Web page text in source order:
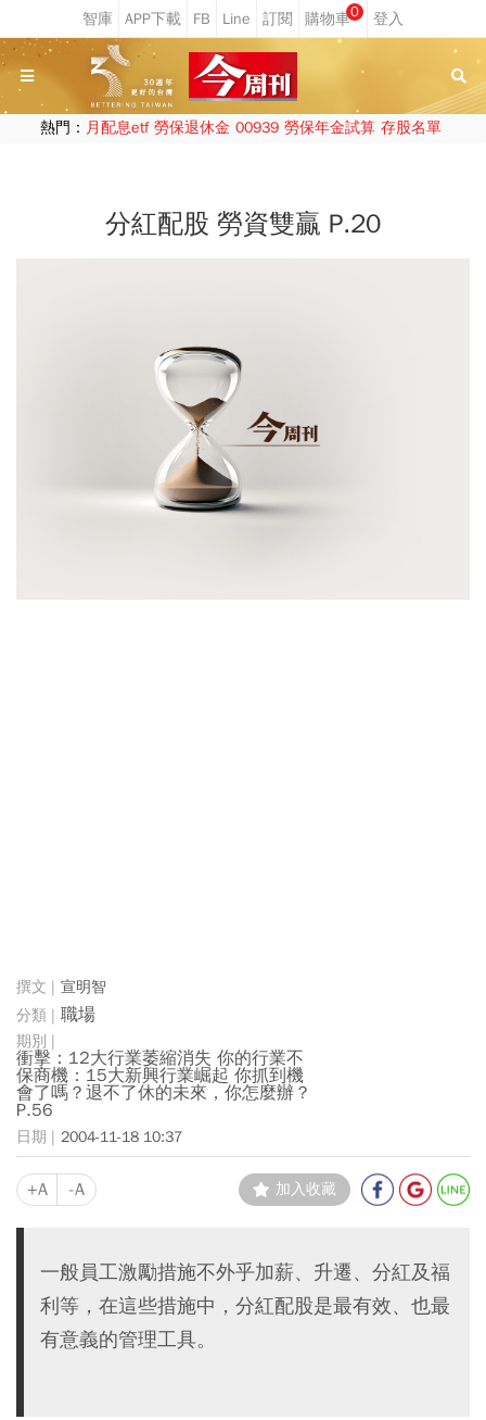
0
熱門： 月配息etf 勞保退休金 00939 勞保年金試算 存股名單
分紅配股 勞資雙贏 P.20
宣明智
職場
衝擊：12大行業萎縮消失 你的行業不
保商機：15大新興行業崛起 你抓到機
會了嗎？退不了休的未來，你怎麼辦？
P.56
2004-11-18 10:37
+A -A 加入收藏
一般員工激勵措施不外乎加薪、升遷、分紅及福
利等，在這些措施中，分紅配股是最有效、也最
有意義的管理工具。